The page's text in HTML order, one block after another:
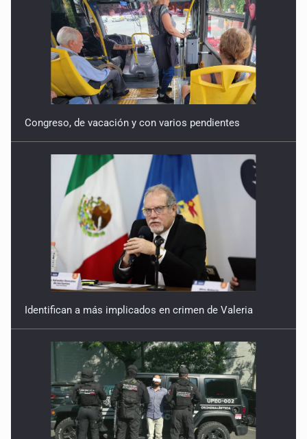
Congreso, de vacación y con varios pendientes
Identifican a más implicados en crimen de Valeria